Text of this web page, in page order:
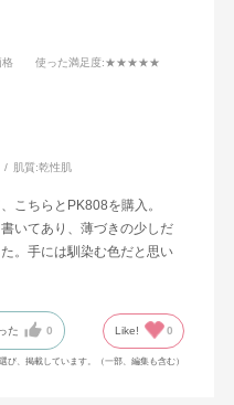
格 使った満足度:★★★★★
肌質:乾性肌
こちらとPK808を購入。
いてあり、薄づきの少しだ
。手には馴染む色だと思い
た 0 Like! 0
び、掲載しています。（一部、編集も含む）